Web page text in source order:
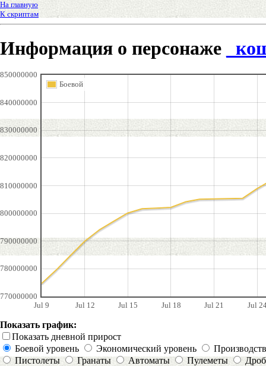
На главную
К скриптам
Информация о персонаже
Jul 9 Jul 12 Jul 15 Jul 18 Jul 21 Jul
770000000
780000000
790000000
800000000
810000000
820000000
830000000
840000000
850000000
Боевой
Показать график:
Показать дневной прирост
Боевой уровень
Экономический уровень
Пистолеты
Гранаты Автоматы Пулеметы